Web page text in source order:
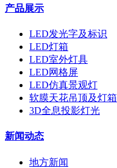
产品展示
LED发光字及标识
LED灯箱
LED室外灯具
LED网格屏
LED仿真景观灯
软膜天花吊顶及灯箱
3D全息投影灯光
新闻动态
地方新闻